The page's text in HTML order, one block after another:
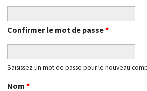
Confirmer le mot de passe*
Saisissez un mot de passe pour le nouveau
Nom *